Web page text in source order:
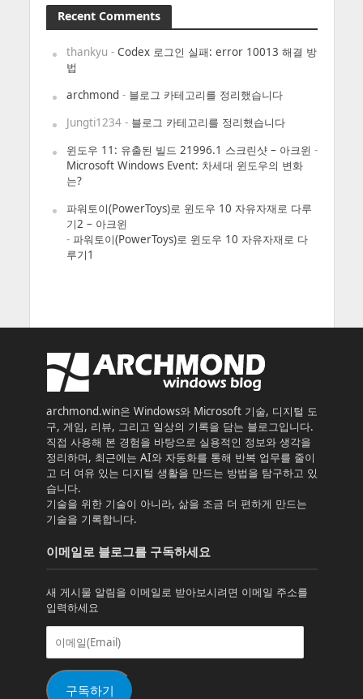
Recent Comments
thankyu - Codex 로그인 실패: error 10013 해결 방
법
archmond- 블로그 카테고리를 정리했습니다
Jungti1234- 블로그 카테고리를 정리했습니다
윈도우 11: 유출된 빌드 21996.1 스크린샷 – 아크윈 -
Microsoft Windows Event: 차세대 윈도우의 변화
는?
파워토이(PowerToys)로 윈도우 10 자유자재로 다루
기2 – 아크윈
- 파워토이(PowerToys)로 윈도우 10 자유자재로 다
루기1
archmond.win은 Windows와 Microsoft 기술, 디지털 도
구, 게임, 리뷰, 그리고 일상의 기록을 담는 블로그입니다.
직접 사용해 본 경험을 바탕으로 실용적인 정보와 생각을
정리하며, 최근에는 AI와 자동화를 통해 반복 업무를 줄이
고 더 여유 있는 디지털 생활을 만드는 방법을 탐구하고 있
습니다.
기술을 위한 기술이 아니라, 삶을 조금 더 편하게 만드는
기술을 기록합니다.
이메일로 블로그를 구독하세요
새 게시물 알림을 이메일로 받아보시려면 이메일 주소를
입력하세요
이
일
(Email)
구독하기